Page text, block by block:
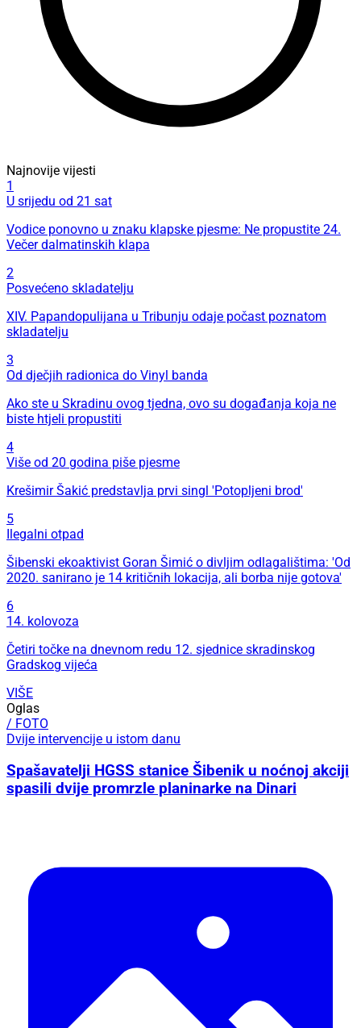
Najnovije vijesti
1
U srijedu od 21 sat
Vodice ponovno u znaku klapske pjesme: Ne propustite 24.
Večer dalmatinskih klapa
2
Posvećeno skladatelju
XIV. Papandopulijana u Tribunju odaje počast poznatom
skladatelju
3
Od dječjih radionica do Vinyl banda
Ako ste u Skradinu ovog tjedna, ovo su događanja koja ne
biste htjeli propustiti
4
Više od 20 godina piše pjesme
Krešimir Šakić predstavlja prvi singl 'Potopljeni brod'
5
Ilegalni otpad
Šibenski ekoaktivist Goran Šimić o divljim odlagalištima: 'Od
2020. sanirano je 14 kritičnih lokacija, ali borba nije gotova'
6
14. kolovoza
Četiri točke na dnevnom redu 12. sjednice skradinskog
Gradskog vijeća
VIŠE
Oglas
/ FOTO
Dvije intervencije u istom danu
Spašavatelji HGSS stanice Šibenik u noćnoj akciji
spasili dvije promrzle planinarke na Dinari